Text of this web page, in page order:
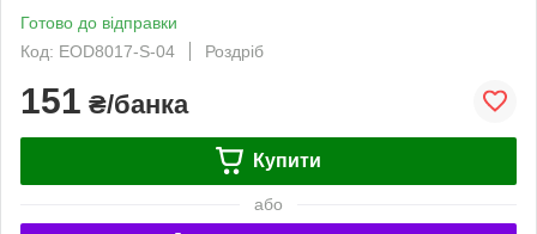
Готово до відправки
Код: EOD8017-S-04
Роздріб
151 ₴/банка
Купити
або